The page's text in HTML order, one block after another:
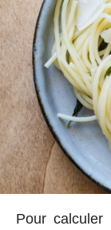
Pour calculer